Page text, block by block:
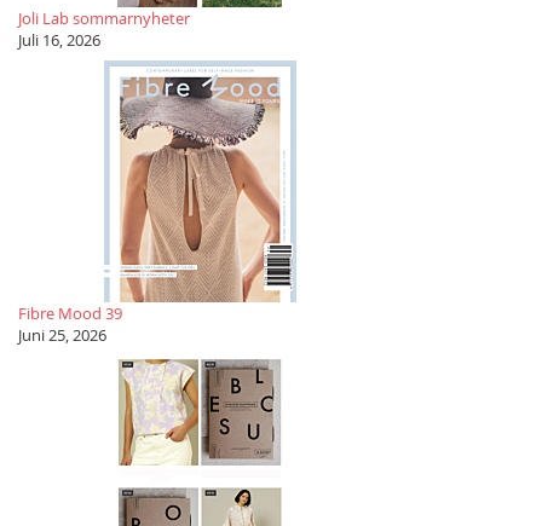
Joli Lab sommarnyheter
Juli 16, 2026
Fibre Mood 39
Juni 25, 2026